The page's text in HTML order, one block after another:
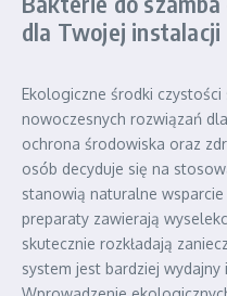
dla Twojej instalacji
Ekologiczne środki
nowoczesnych rozwiązań
ochrona środowiska oraz
osób decyduje się na
stanowią naturalne
preparaty zawierają
skutecznie rozkładają
system jest bardziej